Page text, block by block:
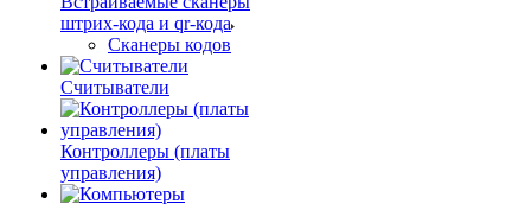
штрих-кода и qr-кода
Сканеры кодов
Считыватели
Контроллеры (платы
управления)